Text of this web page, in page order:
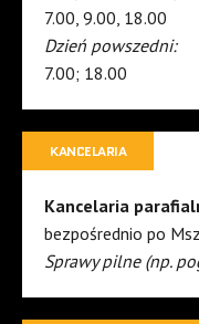
7.00, 9.00, 18.00
Dzień powszedni:
7.00; 18.00
KANCELARIA
Kancelaria
bezpośrednio po
Sprawy pilne (np.